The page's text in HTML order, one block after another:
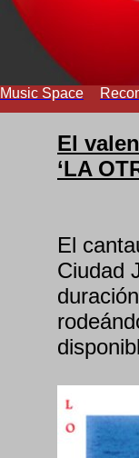
Music Space
El
‘LA
El
Ciudad